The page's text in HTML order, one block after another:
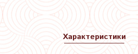
Характеристики